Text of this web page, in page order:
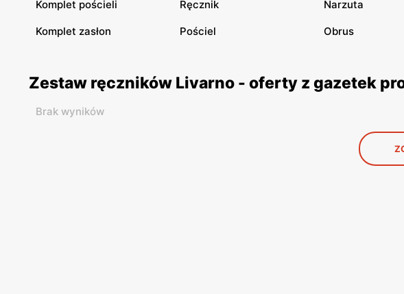
Komplet pościeli Ręcznik Narzuta
Komplet zasłon Pościel Obrus
Zestaw ręczników Livarno - oferty z gazetek
Brak wyników